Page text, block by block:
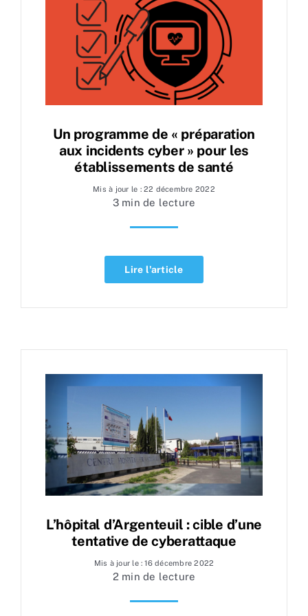
Un programme de « préparation
aux incidents cyber » pour les
établissements de santé
Mis à jour le : 22 décembre 2022
3 min de lecture
Lire l'article
L’hôpital d’Argenteuil : cible d’une
tentative de cyberattaque
Mis à jour le : 16 décembre 2022
2 min de lecture